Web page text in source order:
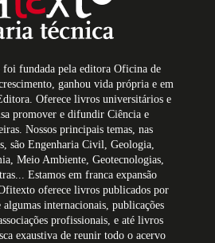
fundada pela editora Oficina de
ganhou vida própria e em
Oferece livros universitários e
promover e difundir Ciência e
Nossos principais temas, nas
são Engenharia Civil, Geologia,
Meio Ambiente, Geotecnologias,
Estamos em franca expansão
oferece livros publicados por
algumas internacionais, publicações
profissionais, e até livros
exaustiva de reunir todo o acervo